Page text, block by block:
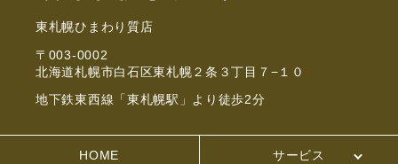
東札幌ひまわり質店
〒003-0002
北海道札幌市白石区東札幌２条３丁目７−１０
地下鉄東西線「東札幌駅」より徒歩2分
HOME サービス